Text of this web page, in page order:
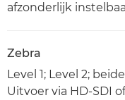
afzonderlijk
Zebra
Level 1; Level 2; beide
Uitvoer via HD-SDI